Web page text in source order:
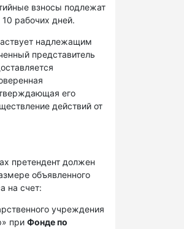
взносы подлежат
10 рабочих дней.
надлежащим
представитель
его
действий от
претендент должен
объявленного
на счет:
учреждения
при Фонде по